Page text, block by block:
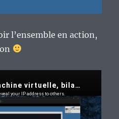
l’ensemble en action,